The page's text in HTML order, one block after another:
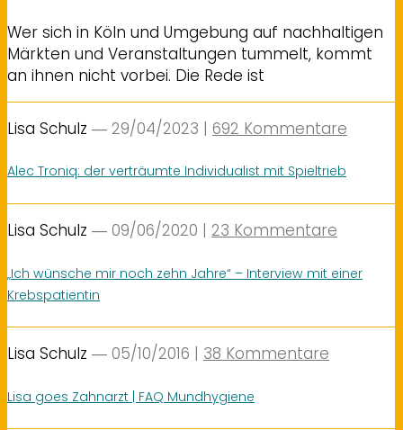
Wer sich in Köln und Umgebung auf nachhaltigen
Märkten und Veranstaltungen tummelt, kommt
an ihnen nicht vorbei. Die Rede ist
Lisa Schulz ― 29/04/2023 | 692 Kommentare
Alec Troniq: der verträumte Individualist mit Spieltrieb
Lisa Schulz ― 09/06/2020 | 23 Kommentare
„Ich wünsche mir noch zehn Jahre“ – Interview mit einer
Krebspatientin
Lisa Schulz ― 05/10/2016 | 38 Kommentare
Lisa goes Zahnarzt | FAQ Mundhygiene